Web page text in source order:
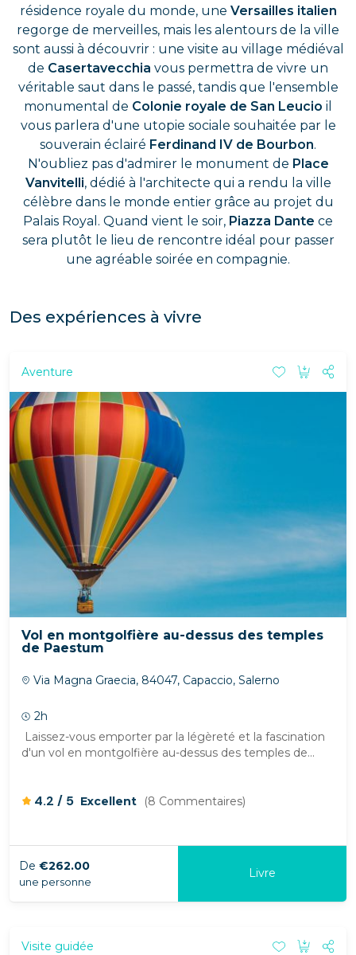
résidence royale du monde, une Versailles italien
regorge de merveilles, mais les alentours de la ville
sont aussi à découvrir : une visite au village médiéval
de Casertavecchia vous permettra de vivre un
véritable saut dans le passé, tandis que l'ensemble
monumental de Colonie royale de San Leucio il
vous parlera d'une utopie sociale souhaitée par le
souverain éclairé Ferdinand IV de Bourbon.
N'oubliez pas d'admirer le monument de Place
Vanvitelli, dédié à l'architecte qui a rendu la ville
célèbre dans le monde entier grâce au projet du
Palais Royal. Quand vient le soir, Piazza Dante ce
sera plutôt le lieu de rencontre idéal pour passer
une agréable soirée en compagnie.
Des expériences à vivre
Aventure
Vol en montgolfière au-dessus des temples
de Paestum
Via Magna Graecia, 84047, Capaccio, Salerno
2h
Laissez-vous emporter par la légèreté et la fascination
d'un vol en montgolfière au-dessus des temples de...
4.2 / 5 Excellent (8 Commentaires)
De €262.00
une personne
Livre
Visite guidée